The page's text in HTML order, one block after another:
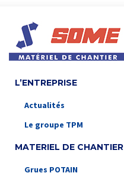
L’ENTREPRISE
Actualités
Le groupe TPM
MATERIEL DE CHANTIER
Grues POTAIN